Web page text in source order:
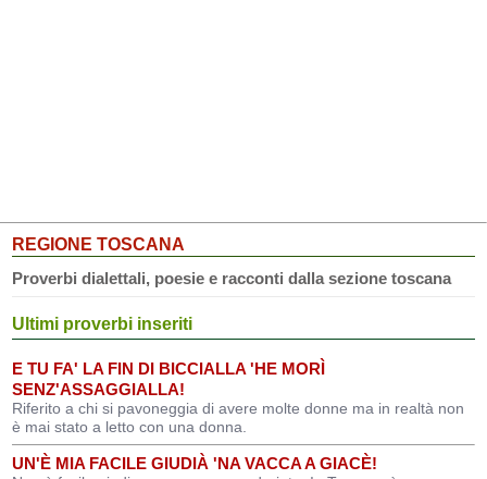
REGIONE TOSCANA
Proverbi dialettali, poesie e racconti dalla sezione toscana
Ultimi proverbi inseriti
E TU FA' LA FIN DI BICCIALLA 'HE MORÌ
SENZ'ASSAGGIALLA!
Riferito a chi si pavoneggia di avere molte donne ma in realtà non
è mai stato a letto con una donna.
UN'È MIA FACILE GIUDIÀ 'NA VACCA A GIACÈ!